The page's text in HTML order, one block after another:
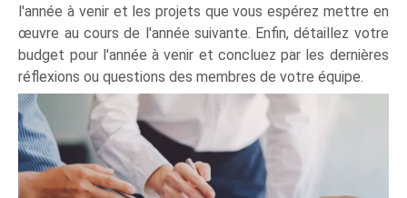
l'année à venir et les projets que vous espérez mettre en
œuvre au cours de l'année suivante. Enfin, détaillez votre
budget pour l'année à venir et concluez par les dernières
réflexions ou questions des membres de votre équipe.